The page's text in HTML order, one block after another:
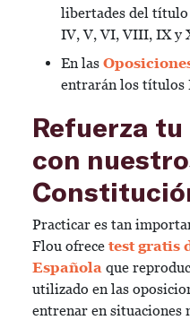
libertades del
IV, V, VI, VIII, IX y
En las
entrarán los
Refuerza
con
Practicar es tan
Flou ofrece test gratis
Española que
utilizado en las
entrenar en situaciones